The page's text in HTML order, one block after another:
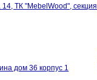
ТК "MebelWood", секция
дом 36 корпус 1